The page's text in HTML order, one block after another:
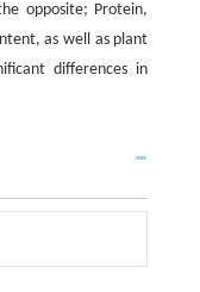
opposite; Protein,
as well as plant
differences in